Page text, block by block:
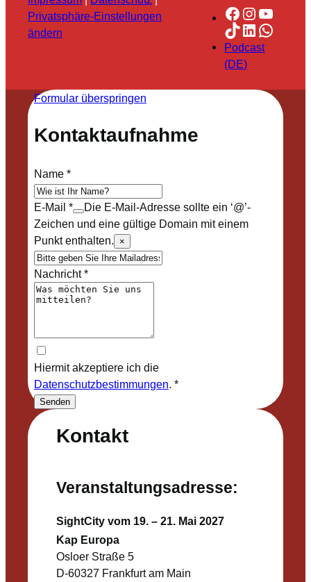
Privatsphäre-Einstellungen
ändern
Facebook
TikTok
LinkedIn
Podcast
(DE)
Kontakt
Veranstaltungsadresse:
SightCity vom 19. – 21. Mai 2027
Kap Europa
Osloer Straße 5
D-60327 Frankfurt am Main
Formular überspringen
Kontaktaufnahme
Name*
E-Mail *
Die E-Mail-Adresse sollte ein ‘@’-
Zeichen und eine gültige Domain mit einem
Punkt enthalten.
×
Nachricht*
Hiermit akzeptiere ich die
Datenschutzbestimmungen. *
Senden